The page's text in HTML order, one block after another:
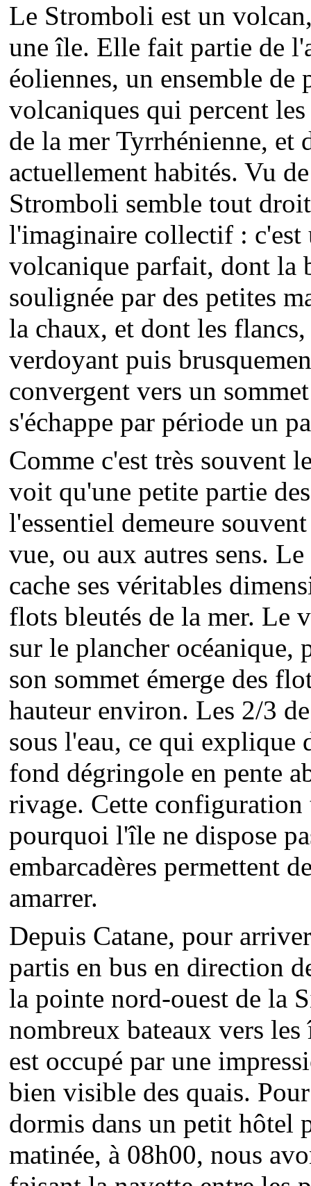
Le Stromboli est un
une île. Elle fait partie de
éoliennes, un ensemble de
volcaniques qui percent
de la mer Tyrrhénienne, et
actuellement habités. Vu
Stromboli semble tout
l'imaginaire collectif : c'est
volcanique parfait, dont la
soulignée par des petites
la chaux, et dont les
verdoyant puis
convergent vers un
s'échappe par période un
Comme c'est très souvent
voit qu'une petite partie
l'essentiel demeure
vue, ou aux autres sens.
cache ses véritables
flots bleutés de la mer. Le
sur le plancher océanique,
son sommet émerge des
hauteur environ. Les 2/3
sous l'eau, ce qui explique
fond dégringole en pente
rivage. Cette
pourquoi l'île ne dispose
embarcadères permettent
amarrer.
Depuis Catane, pour
partis en bus en direction
la pointe nord-ouest de la
nombreux bateaux vers
est occupé par une
bien visible des quais.
dormis dans un petit hôtel
matinée, à 08h00, nous